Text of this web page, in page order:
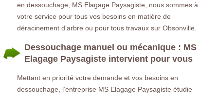
en dessouchage, MS Elagage Paysagiste, nous sommes à
votre service pour tous vos besoins en matière de
déracinement d’arbre ou pour tous travaux sur Obsonville.
Dessouchage manuel ou mécanique : MS
Elagage Paysagiste intervient pour vous
Mettant en priorité votre demande et vos besoins en
dessouchage, l’entreprise MS Elagage Paysagiste étudie